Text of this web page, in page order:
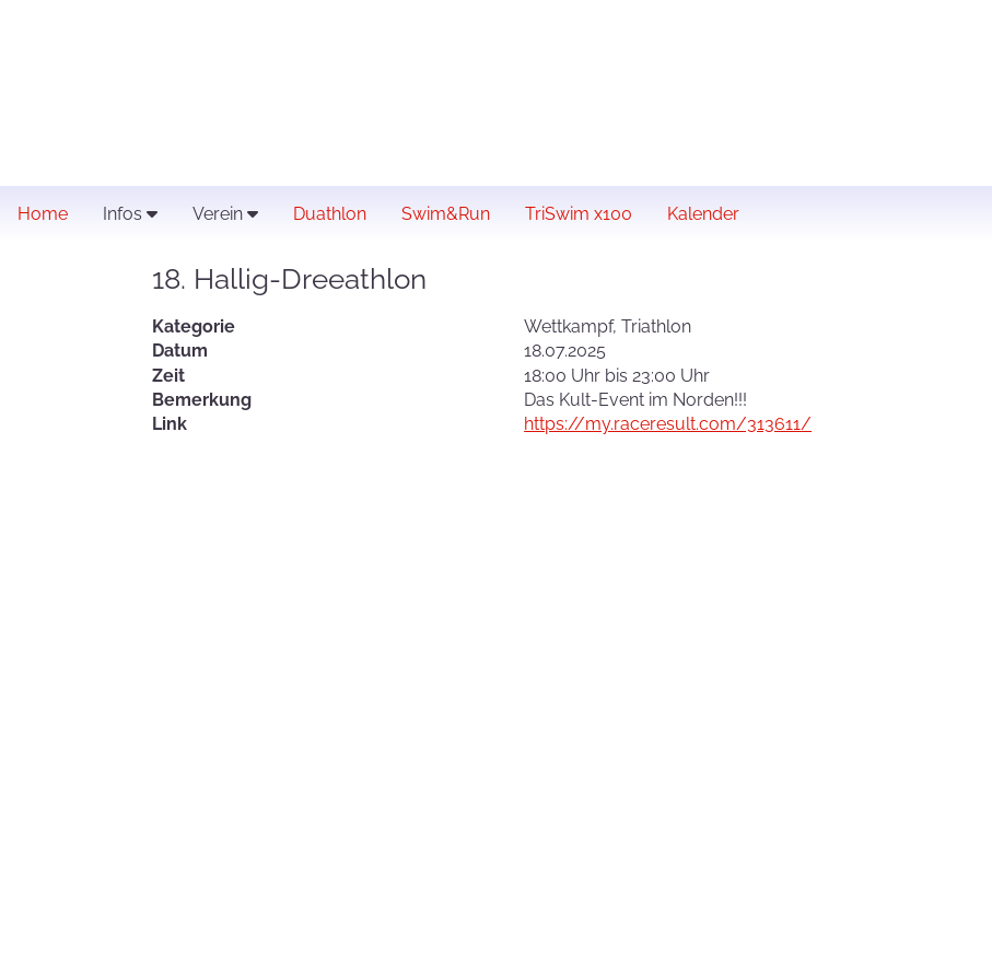
Home Infos Verein Duathlon Swim&Run TriSwim x100 Kalender
18. Hallig-Dreeathlon
Kategorie
Wettkampf, Triathlon
Datum
18.07.2025
Zeit
18:00 Uhr bis 23:00 Uhr
Bemerkung
Das Kult-Event im Norden!!!
Link
https://my.raceresult.com/313611/